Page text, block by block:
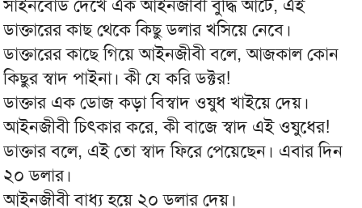
সাইনবোর্ড দেখে এক আইনজীবী বুদ্ধি আঁটে, এই
ডাক্তারের কাছ থেকে কিছু ডলার খসিয়ে নেবে।
ডাক্তারের কাছে গিয়ে আইনজীবী বলে, আজকাল কোন
কিছুর স্বাদ পাইনা। কী যে করি ডক্টর!
ডাক্তার এক ডোজ কড়া বিস্বাদ ওষুধ খাইয়ে দেয়।
আইনজীবী চিৎকার করে, কী বাজে স্বাদ এই ওষুধের!
ডাক্তার বলে, এই তো স্বাদ ফিরে পেয়েছেন। এবার দিন
২০ ডলার।
আইনজীবী বাধ্য হয়ে ২০ ডলার দেয়।